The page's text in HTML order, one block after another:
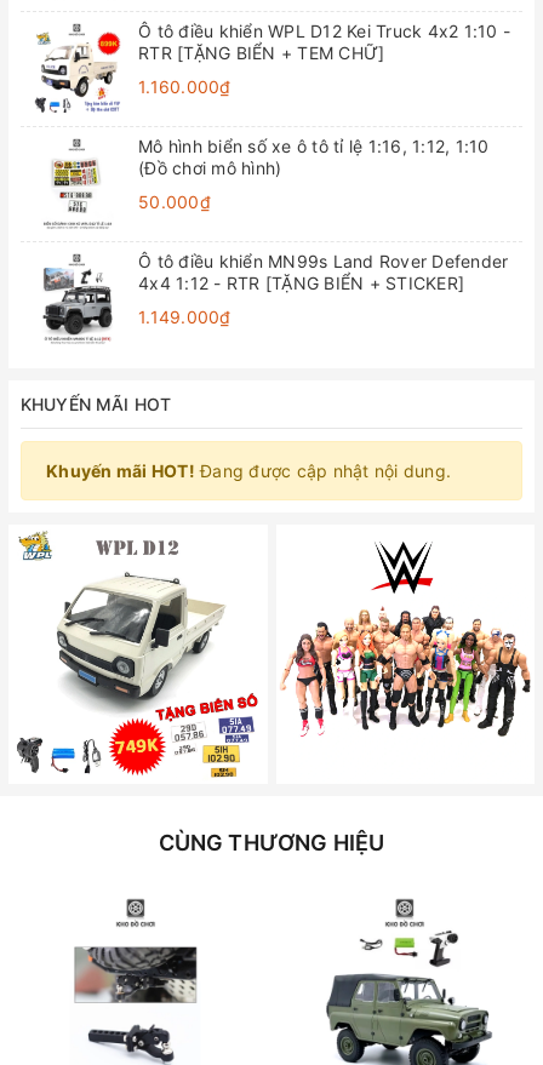
Ô tô điều khiển WPL D12 Kei Truck 4x2 1:10 -
RTR [TẶNG BIỂN + TEM CHỮ]
1.160.000₫
Mô hình biển số xe ô tô tỉ lệ 1:16, 1:12, 1:10
(Đồ chơi mô hình)
50.000₫
Ô tô điều khiển MN99s Land Rover Defender
4x4 1:12 - RTR [TẶNG BIỂN + STICKER]
1.149.000₫
KHUYẾN MÃI HOT
Khuyến mãi HOT! Đang được cập nhật nội dung.
CÙNG THƯƠNG HIỆU